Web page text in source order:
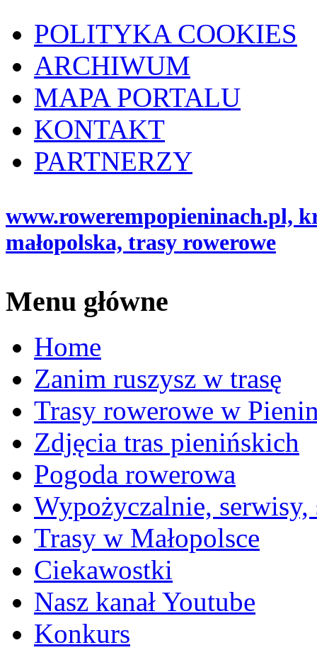
POLITYKA COOKIES
ARCHIWUM
MAPA PORTALU
KONTAKT
PARTNERZY
www.rowerempopieninach.pl,
małopolska, trasy rowerowe
Menu główne
Home
Zanim ruszysz w trasę
Trasy rowerowe w
Zdjęcia tras pienińskich
Pogoda rowerowa
Wypożyczalnie, serwisy,
Trasy w Małopolsce
Ciekawostki
Nasz kanał Youtube
Konkurs